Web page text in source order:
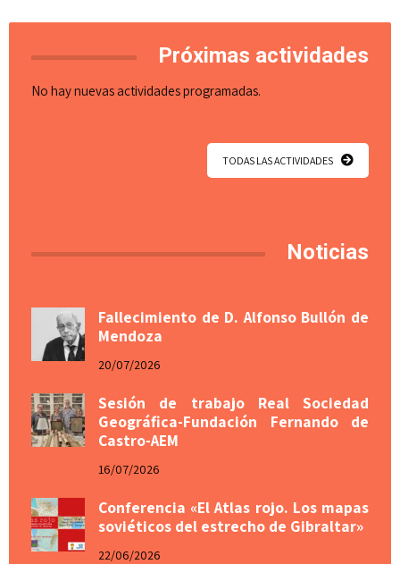
Próximas actividades
No hay nuevas actividades programadas.
TODAS LAS ACTIVIDADES
Noticias
Fallecimiento de D. Alfonso Bullón de
Mendoza
20/07/2026
Sesión de trabajo Real Sociedad
Geográfica-Fundación Fernando de
Castro-AEM
16/07/2026
Conferencia «El Atlas rojo. Los mapas
soviéticos del estrecho de Gibraltar»
22/06/2026